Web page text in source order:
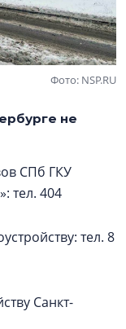
Фото: NSP.RU
не
СПб ГКУ
тел. 404
тел. 8
Санкт-